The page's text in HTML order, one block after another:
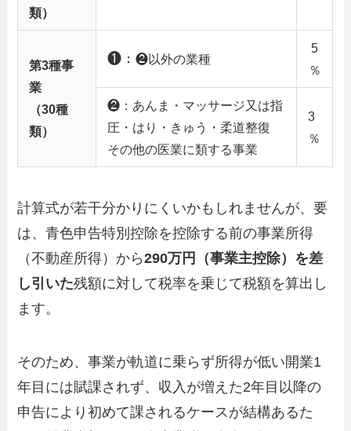
類）
第3種事
業
（30種
類）
❶： ❷以外の業種
5
％
❷：あんま・マッサージ又は指
圧・はり・きゅう・柔道整復
その他の医業に類する事業
3
％
計算式が若干分かりにくいかもしれませんが、要
は、青色申告特別控除を控除する前の事業所得
（不動産所得）から290万円（事業主控除）を差
し引いた残額に対して税率を乗じて税額を算出し
ます。
そのため、事業が軌道に乗らず所得が低い開業1
年目には賦課されず、収入が増えた2年目以降の
申告により初めて課されるケースが結構あるた